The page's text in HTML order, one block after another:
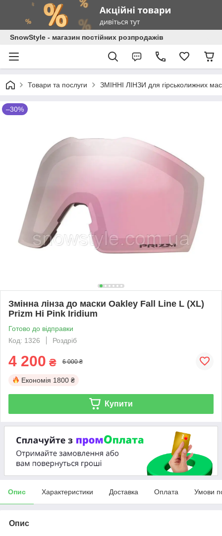
SnowStyle - магазин постійних розпродажів
Товари та послуги ЗМІННІ ЛІНЗИ для гірськолижних
–30%
Змінна лінза до маски Oakley Fall Line L (XL)
Prizm Hi Pink Iridium
Готово до відправки
Код: 1326
Роздріб
4 200 ₴ 6 000 ₴
Економія 1800 ₴
Купити
Опис Характеристики Доставка Оплата Умови
Опис